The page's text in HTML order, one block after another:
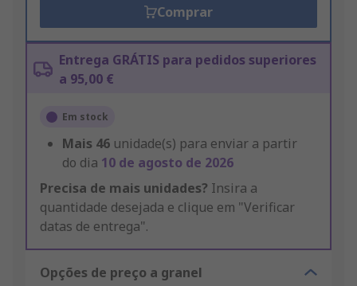
Comprar
Entrega GRÁTIS para pedidos superiores
a 95,00 €
Em stock
Mais 46 unidade(s) para enviar a partir
do dia 10 de agosto de 2026
Precisa de mais unidades? Insira a
quantidade desejada e clique em "Verificar
datas de entrega".
Opções de preço a granel